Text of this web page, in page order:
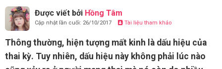
Được viết bởi Hồng Tâm
Cập nhật lần cuối: 26/10/2017 Tài liệu tham khảo
Thông thường, hiện tượng mất kinh là dấu hiệu của
thai kỳ. Tuy nhiên, dấu hiệu này không phải lúc nào